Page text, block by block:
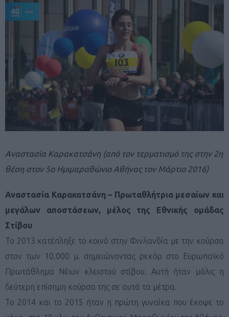
Αναστασία Καρακατσάνη (από τον τερματισμό της στην 2η
θέση στον 5ο Ημιμαραθώνιο Αθήνας τον Μάρτιο 2016)
Αναστασία Καρακατσάνη – Πρωταθλήτρια μεσαίων και
μεγάλων αποστάσεων, μέλος της Εθνικής ομάδας
Στίβου
Το 2013 κατέπληξε το κοινό στην Φινλανδία με την κούρσα
στον των 10.000 μ. σημειώνοντας ρεκόρ στο Ευρωπαϊκό
Πρωτάθλημα Νέων κλειστού στίβου. Αυτή ήταν μόλις η
δεύτερη επίσημη κούρσα της σε αυτά τα μέτρα.
Το 2014 και το 2015 ήταν η πρώτη γυναίκα που έκοψε το